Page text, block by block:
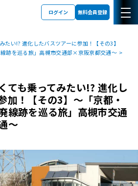
ログイン 無料会員登録
たい!? 進化したバスツアーに参加！【その3】
跡を巡る旅」高槻市交通部×京阪京都交通～
ても乗ってみたい!? 進化し
加！【その3】～「京都・
線跡を巡る旅」高槻市交通
～